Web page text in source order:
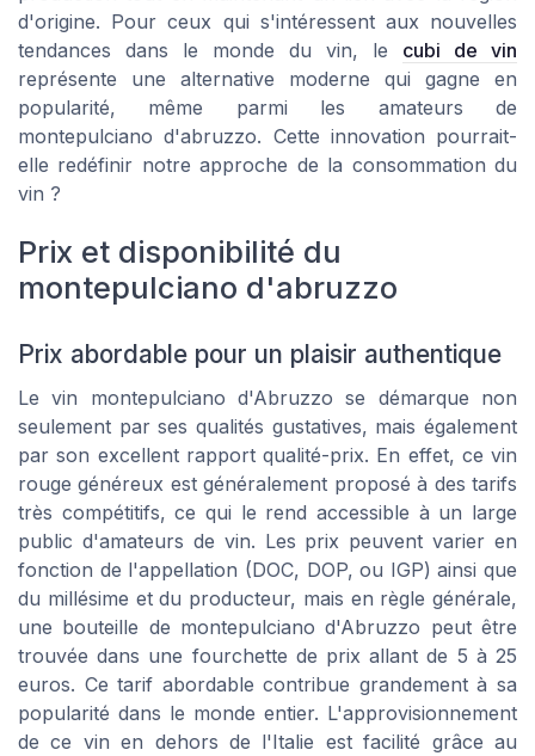
d'origine. Pour ceux qui s'intéressent aux nouvelles
tendances dans le monde du vin, le cubi de vin
représente une alternative moderne qui gagne en
popularité, même parmi les amateurs de
montepulciano d'abruzzo. Cette innovation pourrait-
elle redéfinir notre approche de la consommation du
vin ?
Prix et disponibilité du
montepulciano d'abruzzo
Prix abordable pour un plaisir authentique
Le vin montepulciano d'Abruzzo se démarque non
seulement par ses qualités gustatives, mais également
par son excellent rapport qualité-prix. En effet, ce vin
rouge généreux est généralement proposé à des tarifs
très compétitifs, ce qui le rend accessible à un large
public d'amateurs de vin. Les prix peuvent varier en
fonction de l'appellation (DOC, DOP, ou IGP) ainsi que
du millésime et du producteur, mais en règle générale,
une bouteille de montepulciano d'Abruzzo peut être
trouvée dans une fourchette de prix allant de 5 à 25
euros. Ce tarif abordable contribue grandement à sa
popularité dans le monde entier. L'approvisionnement
de ce vin en dehors de l'Italie est facilité grâce au